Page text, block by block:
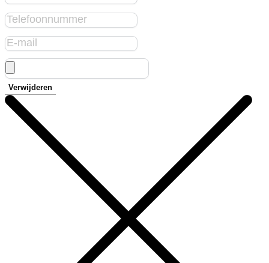
Verwijderen